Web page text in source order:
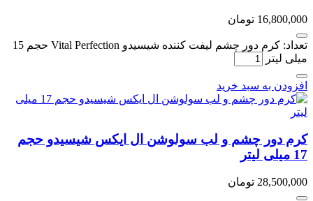
16,800,000 تومان
تعداد: کرم دور چشم لیفت کننده شیسیدو Vital Perfection حجم 15
میلی لیتر
افزودن به سبد خرید
کرم دور چشم و لب سولوشن ال ایکس شیسیدو حجم
17 میلی لیتر
28,500,000 تومان